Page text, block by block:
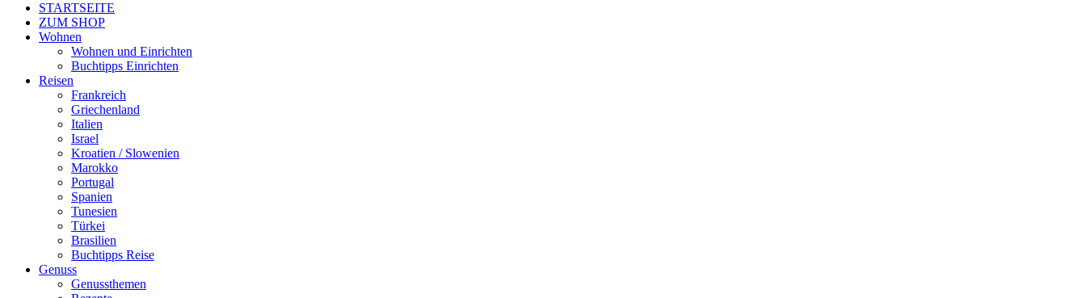
STARTSEITE
ZUM SHOP
Wohnen
Wohnen und Einrichten
Buchtipps Einrichten
Reisen
Frankreich
Griechenland
Italien
Israel
Kroatien / Slowenien
Marokko
Portugal
Spanien
Tunesien
Türkei
Brasilien
Buchtipps Reise
Genuss
Genussthemen